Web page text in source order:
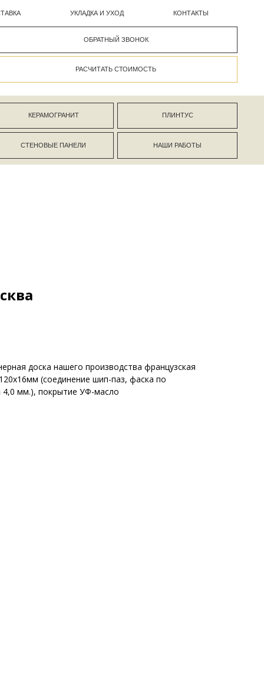
КОНТАКТЫ
УКЛАДКА И УХОД
НАШИ РАБОТЫ
ПЛИНТУС
доска нашего производства французская
(соединение шип-паз, фаска по
4,0 мм.), покрытие УФ-масло